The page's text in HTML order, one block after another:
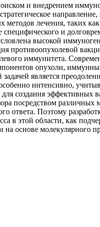
и внедрением
лечения, таких
и
высокой
иммунитета.
опухоли,
является
интенсивно,
создания эффективных
посредством
Поэтому
в этой области, как
основе молекулярного